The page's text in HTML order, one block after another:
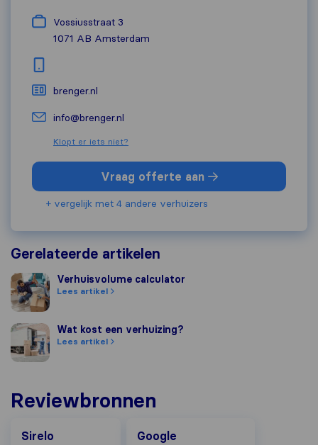
Vossiusstraat 3
1071 AB Amsterdam
brenger.nl
info@brenger.nl
Klopt er iets niet?
Vraag offerte aan
+ vergelijk met 4 andere verhuizers
Gerelateerde artikelen
Verhuisvolume calculator
Verhuisvolume calculator
Lees artikel
Wat kost een verhuizing?
Wat kost een verhuizing?
Lees artikel
Reviewbronnen
Sirelo
Google